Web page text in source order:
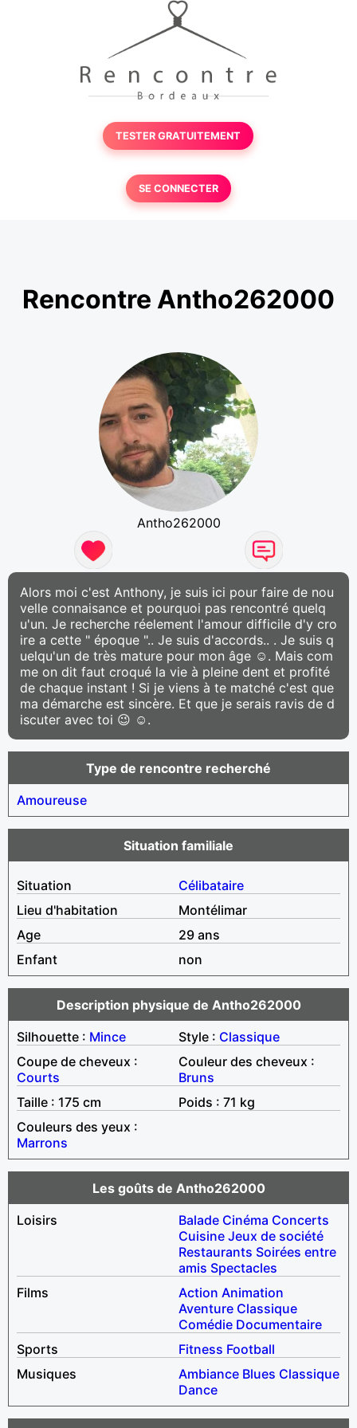
TESTER GRATUITEMENT
SE CONNECTER
Rencontre Antho262000
Antho262000
Alors moi c'est Anthony, je suis ici pour faire de nou
velle connaisance et pourquoi pas rencontré quelq
u'un. Je recherche réelement l'amour difficile d'y cro
ire a cette " époque ".. Je suis d'accords.. . Je suis q
uelqu'un de très mature pour mon âge ☺. Mais com
me on dit faut croqué la vie à pleine dent et profité
de chaque instant ! Si je viens à te matché c'est que
ma démarche est sincère. Et que je serais ravis de d
iscuter avec toi 😉 ☺.
Type de rencontre recherché
Amoureuse
Situation familiale
Situation
Célibataire
Lieu d'habitation
Montélimar
Age
29 ans
Enfant
non
Description physique de Antho262000
Silhouette : Mince Style : Classique
Coupe de cheveux :
Courts
Couleur des cheveux :
Bruns
Taille : 175 cm
Poids : 71 kg
Couleurs des yeux :
Marrons
Les goûts de Antho262000
Loisirs
Balade Cinéma Concerts
Cuisine Jeux de société
Restaurants Soirées entre
amis Spectacles
Films
Action Animation
Aventure Classique
Comédie Documentaire
Sports
Fitness Football
Musiques
Ambiance Blues Classique
Dance